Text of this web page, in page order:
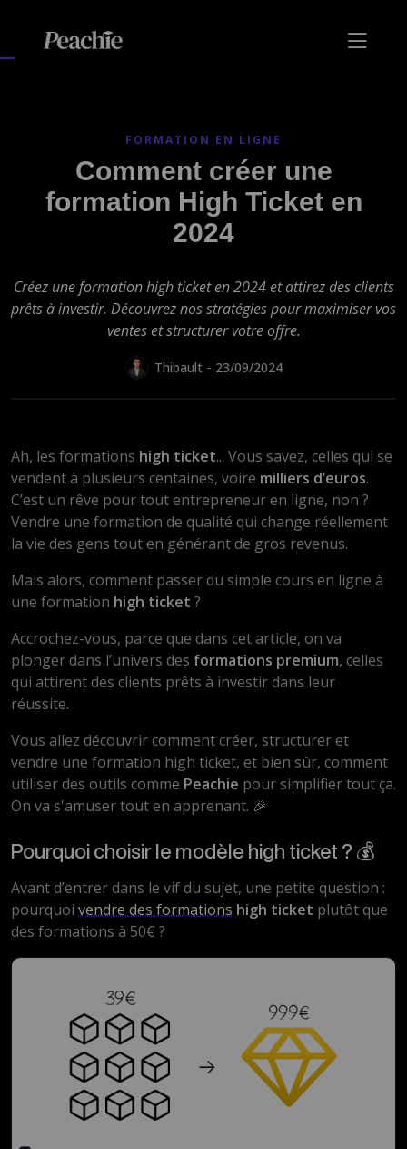
FORMATION EN LIGNE
Comment créer une
formation High Ticket en
2024
Créez une formation high ticket en 2024 et attirez des clients
prêts à investir. Découvrez nos stratégies pour maximiser vos
ventes et structurer votre offre.
Thibault - 23/09/2024
Ah, les formations high ticket... Vous savez, celles qui se
vendent à plusieurs centaines, voire milliers d’euros.
C’est un rêve pour tout entrepreneur en ligne, non ?
Vendre une formation de qualité qui change réellement
la vie des gens tout en générant de gros revenus.
Mais alors, comment passer du simple cours en ligne à
une formation high ticket ?
Accrochez-vous, parce que dans cet article, on va
plonger dans l’univers des formations premium, celles
qui attirent des clients prêts à investir dans leur
réussite.
Vous allez découvrir comment créer, structurer et
vendre une formation high ticket, et bien sûr, comment
utiliser des outils comme Peachie pour simplifier tout ça.
On va s'amuser tout en apprenant. 🎉
Pourquoi choisir le modèle high ticket ? 💰
Avant d’entrer dans le vif du sujet, une petite question :
pourquoi vendre des formations high ticket plutôt que
des formations à 50€ ?